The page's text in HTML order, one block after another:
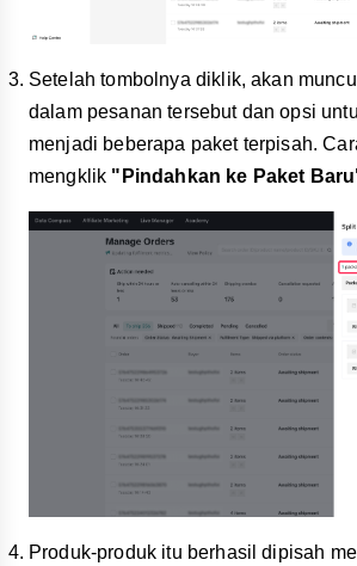
Setelah tombolnya diklik, akan
dalam pesanan tersebut dan opsi
menjadi beberapa paket terpisah.
mengklik "Pindahkan ke Paket
Produk-produk itu berhasil dipisah